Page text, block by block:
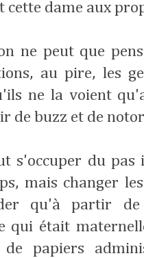
cette dame aux
ne peut que
au pire, les
ne la voient
de buzz et de
s'occuper du
mais changer
qu'à partir de
qui était
de papiers